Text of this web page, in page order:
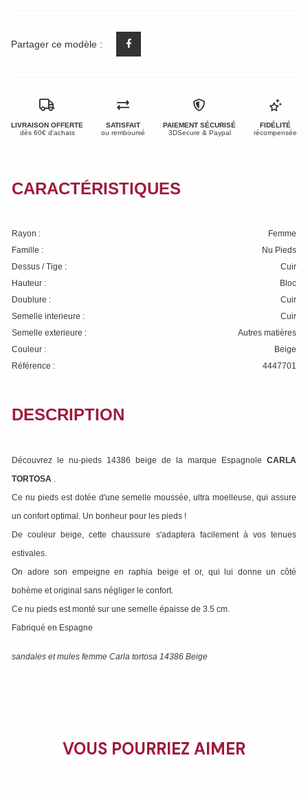
Partager ce modèle :
LIVRAISON OFFERTE
dès 60€ d'achats
SATISFAIT
ou remboursé
PAIEMENT SÉCURISÉ
3DSecure & Paypal
FIDÉLITÉ
récompensée
CARACTÉRISTIQUES
Rayon :
Femme
Famille :
Nu Pieds
Dessus / Tige :
Cuir
Hauteur :
Bloc
Doublure :
Cuir
Semelle interieure :
Cuir
Semelle exterieure :
Autres matières
Couleur :
Beige
Référence :
4447701
DESCRIPTION
Découvrez le nu-pieds 14386 beige de la marque Espagnole CARLA
TORTOSA .
Ce nu pieds est dotée d'une semelle moussée, ultra moelleuse, qui assure
un confort optimal. Un bonheur pour les pieds !
De couleur beige, cette chaussure s'adaptera facilement à vos tenues
estivales.
On adore son empeigne en raphia beige et or, qui lui donne un côté
bohème et original sans négliger le confort.
Ce nu pieds est monté sur une semelle épaisse de 3.5 cm.
Fabriqué en Espagne
sandales et mules femme Carla tortosa 14386 Beige
VOUS POURRIEZ AIMER